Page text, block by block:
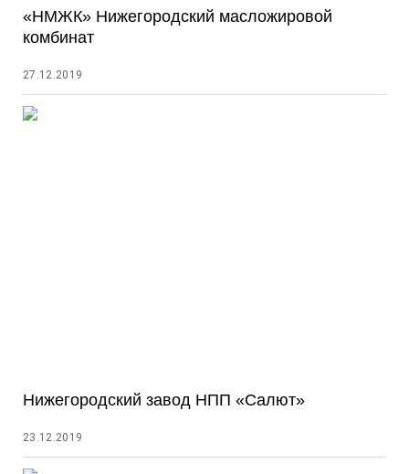
«НМЖК» Нижегородский масложировой
комбинат
27.12.2019
Нижегородский завод НПП «Салют»
23.12.2019